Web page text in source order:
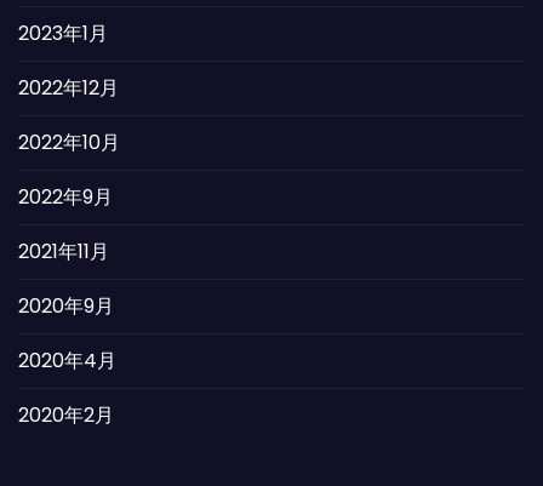
2023年1月
2022年12月
2022年10月
2022年9月
2021年11月
2020年9月
2020年4月
2020年2月